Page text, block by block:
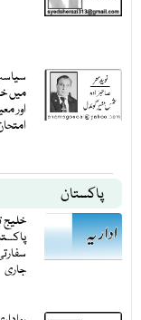
میں
اور
پاکستان
خلیج
جاری